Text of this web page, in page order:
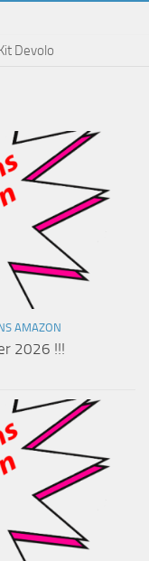
Devolo
AMAZON
2026 !!!